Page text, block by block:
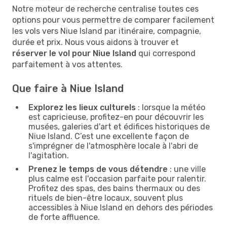
Notre moteur de recherche centralise toutes ces
options pour vous permettre de comparer facilement
les vols vers Niue Island par itinéraire, compagnie,
durée et prix. Nous vous aidons à trouver et
réserver le vol pour Niue Island qui correspond
parfaitement à vos attentes.
Que faire à Niue Island
Explorez les lieux culturels : lorsque la météo
est capricieuse, profitez-en pour découvrir les
musées, galeries d'art et édifices historiques de
Niue Island. C’est une excellente façon de
s'imprégner de l'atmosphère locale à l'abri de
l'agitation.
Prenez le temps de vous détendre : une ville
plus calme est l'occasion parfaite pour ralentir.
Profitez des spas, des bains thermaux ou des
rituels de bien-être locaux, souvent plus
accessibles à Niue Island en dehors des périodes
de forte affluence.